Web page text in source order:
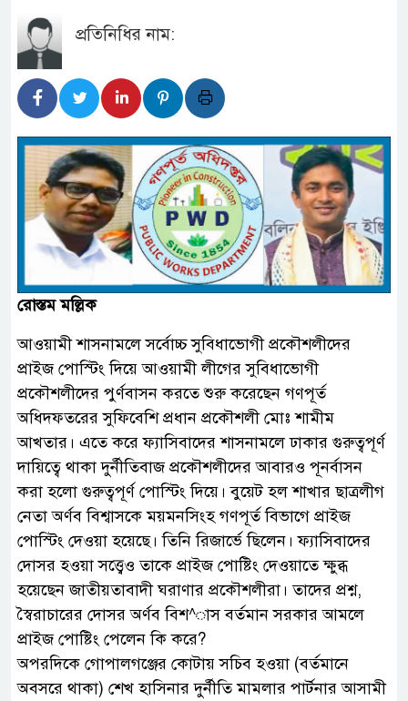
প্রতিনিধির নাম:
রোস্তম মল্লিক
আওয়ামী শাসনামলে সর্বোচ্চ সুবিধাভোগী প্রকৌশলীদের
প্রাইজ পোস্টিং দিয়ে আওয়ামী লীগের সুবিধাভোগী
প্রকৌশলীদের পুর্ণবাসন করতে শুরু করেছেন গণপূর্ত
অধিদফতরের সুফিবেশি প্রধান প্রকৌশলী মোঃ শামীম
আখতার। এতে করে ফ্যাসিবাদের শাসনামলে ঢাকার গুরুত্বপূর্ণ
দায়িত্বে থাকা দুর্নীতিবাজ প্রকৌশলীদের আবারও পূনর্বাসন
করা হলো গুরুত্বপূর্ণ পোস্টিং দিয়ে। বুয়েট হল শাখার ছাত্রলীগ
নেতা অর্ণব বিশ্বাসকে ময়মনসিংহ গণপূর্ত বিভাগে প্রাইজ
পোস্টিং দেওয়া হয়েছে। তিনি রিজার্ভে ছিলেন। ফ্যাসিবাদের
দোসর হওয়া সত্ত্বেও তাকে প্রাইজ পোষ্টিং দেওয়াতে ক্ষুব্ধ
হয়েছেন জাতীয়তাবাদী ঘরাণার প্রকৌশলীরা। তাদের প্রশ্ন,
স্বৈরাচারের দোসর অর্ণব বিশ^াস বর্তমান সরকার আমলে
প্রাইজ পোষ্টিং পেলেন কি করে?
অপরদিকে গোপালগঞ্জের কোটায় সচিব হওয়া (বর্তমানে
অবসরে থাকা) শেখ হাসিনার দুর্নীতি মামলার পার্টনার আসামী